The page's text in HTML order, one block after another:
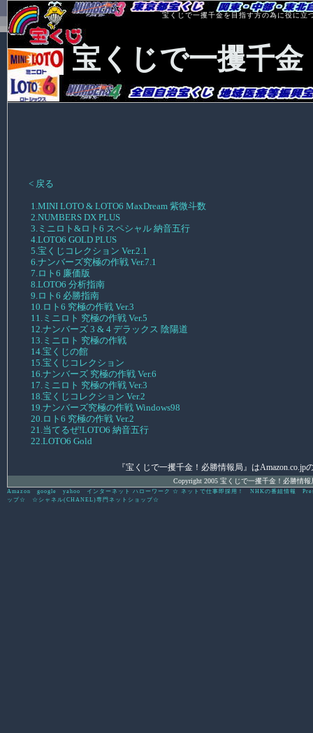
宝くじで一攫千金を目指す方の為に役に立
宝くじで一攫千金
< 戻る
1.MINI LOTO & LOTO6 MaxDream 紫微斗数
2.NUMBERS DX PLUS
3.ミニロト&ロト6 スペシャル 納音五行
4.LOTO6 GOLD PLUS
5.宝くじコレクション Ver.2.1
6.ナンバーズ究極の作戦 Ver.7.1
7.ロト6 廉価版
8.LOTO6 分析指南
9.ロト6 必勝指南
10.ロト6 究極の作戦 Ver.3
11.ミニロト 究極の作戦 Ver.5
12.ナンバーズ 3 & 4 デラックス 陰陽道
13.ミニロト 究極の作戦
14.宝くじの館
15.宝くじコレクション
16.ナンバーズ 究極の作戦 Ver.6
17.ミニロト 究極の作戦 Ver.3
18.宝くじコレクション Ver.2
19.ナンバーズ究極の作戦 Windows98
20.ロト6 究極の作戦 Ver.2
21.当てるぜ!LOTO6 納音五行
22.LOTO6 Gold
『宝くじで一攫千金！必勝情報局』はAmazon.co.jp
Copyright 2005 宝くじで一攫千金！必勝情報
Amazon google yahoo インターネット ハローワーク ☆ ネットで仕事即採用！ NHKの番組情報
ップ☆
☆シャネル(CHANEL)専門ネットショップ☆